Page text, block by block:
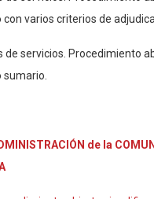
varios criterios de
servicios. Procedimiento
de la